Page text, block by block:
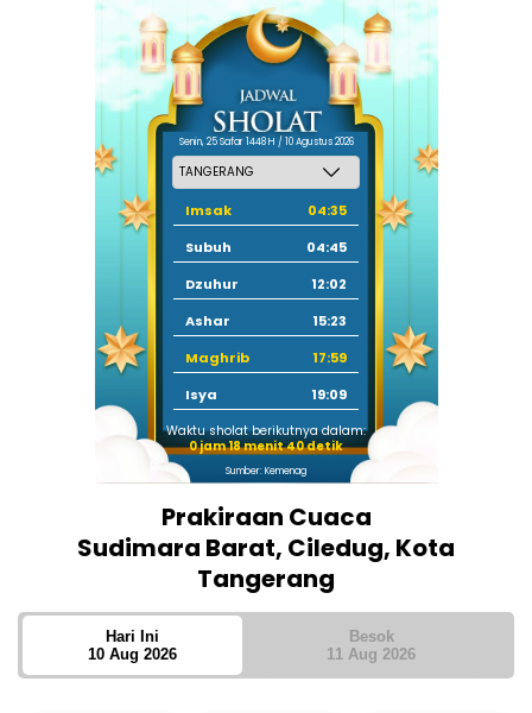
Senin, 25 Safar 1448 H / 10 Agustus 2026
Imsak
04:35
Subuh
04:45
Dzuhur
12:02
Ashar
15:23
Maghrib
17:59
Isya
19:09
Waktu sholat berikutnya dalam:
0 jam 18 menit 39 detik
Sumber: Kemenag
Prakiraan Cuaca
Sudimara Barat, Ciledug, Kota
Tangerang
Hari Ini
10 Aug 2026
Besok
11 Aug 2026